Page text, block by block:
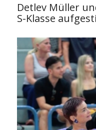
Detlev Müller
S-Klasse